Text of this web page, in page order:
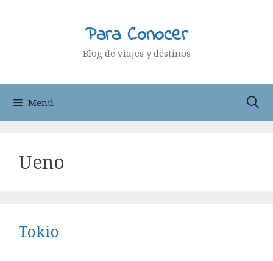
Para Conocer
Blog de viajes y destinos
Menú
Ueno
Tokio